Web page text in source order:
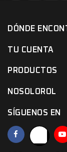
DÓNDE
TU CUENTA
PRODUCTOS
NOSOLOROL
SÍGUENOS EN